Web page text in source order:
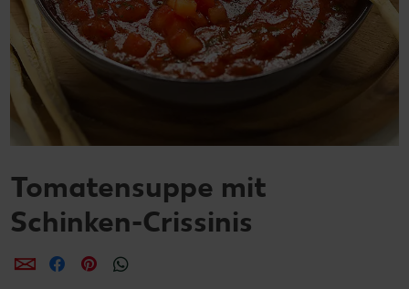
Tomatensuppe mit
Schinken-Crissinis
per E-Mail teilen
per Facebook teilen
per Pinterest teilen